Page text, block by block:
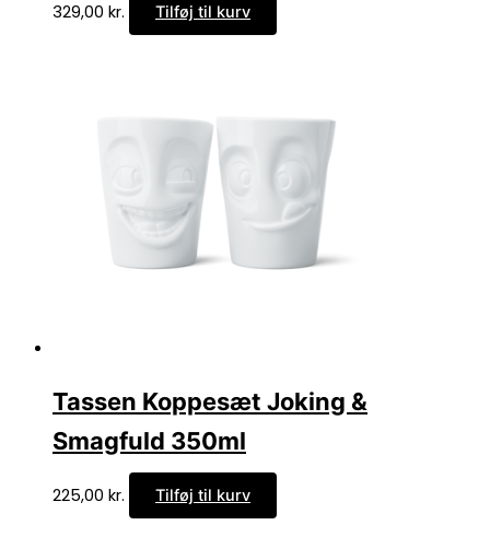
329,00 kr. Tilføj til kurv
Tassen Koppesæt Joking &
Smagfuld 350ml
225,00 kr. Tilføj til kurv